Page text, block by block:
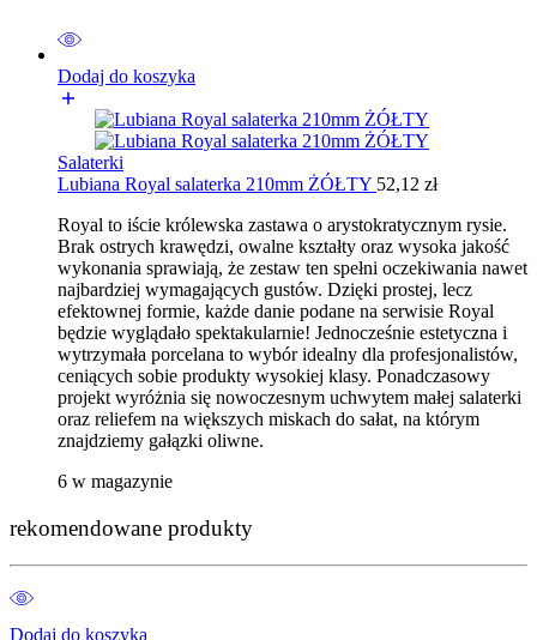
Dodaj do koszyka
Salaterki
Lubiana Royal salaterka 210mm ŻÓŁTY 52,12 zł
Royal to iście królewska zastawa o arystokratycznym rysie.
Brak ostrych krawędzi, owalne kształty oraz wysoka jakość
wykonania sprawiają, że zestaw ten spełni oczekiwania nawet
najbardziej wymagających gustów. Dzięki prostej, lecz
efektownej formie, każde danie podane na serwisie Royal
będzie wyglądało spektakularnie! Jednocześnie estetyczna i
wytrzymała porcelana to wybór idealny dla profesjonalistów,
ceniących sobie produkty wysokiej klasy. Ponadczasowy
projekt wyróżnia się nowoczesnym uchwytem małej salaterki
oraz reliefem na większych miskach do sałat, na którym
znajdziemy gałązki oliwne.
6 w magazynie
rekomendowane produkty
Dodaj do koszyka